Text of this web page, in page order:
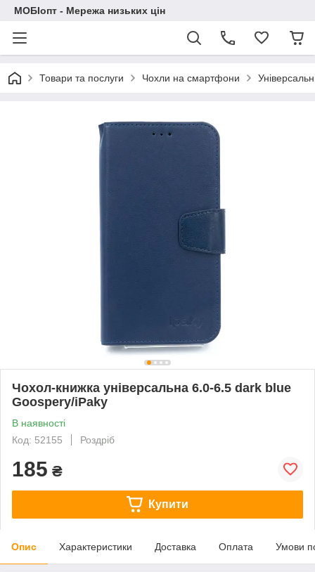
МОБІопт - Мережа низьких цін
Товари та послуги Чохли на смартфони
Чохол-книжка універсальна 6.0-6.5 dark blue
Goospery/iPaky
В наявності
Код: 52155
Роздріб
185 ₴
Купити
Опис Характеристики Доставка Оплата Умови